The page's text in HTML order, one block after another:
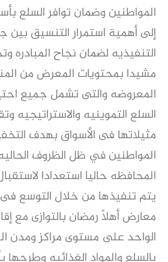
المواطنين وضمان توافر السلع
إلى أهمية استمرار التنسيق بين
التنفيذيه لضمان نجاح المبادره
مشيدا بمحتويات المعرض من
المعروضه والتى تشمل جميع
السلع التموينيه والاستراتيجيه
مثيلاتها فى الأسواق بهدف
المواطنين في ظل الظروف
المحافظه حاليا استعدادا
يتم تنفيذها من خلال التوسع
معارض أهلاً رمضان بالتوازى مع
الواحد على مستوى مراكز ومدن